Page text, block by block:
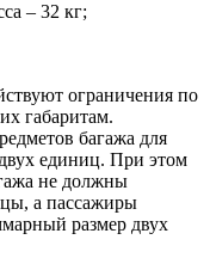
– 32 кг;
ограничения по
габаритам.
багажа для
единиц. При этом
не должны
а пассажиры
размер двух